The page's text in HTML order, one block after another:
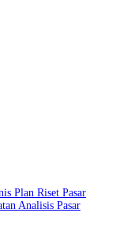
Plan Riset Pasar
Analisis Pasar